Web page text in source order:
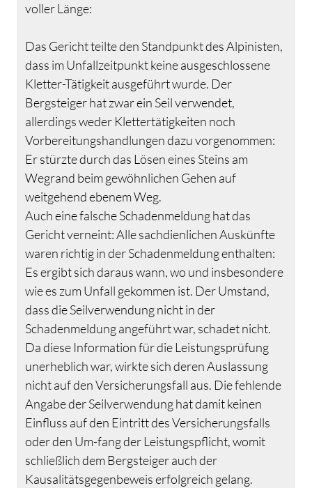
voller Länge:
Das Gericht teilte den Standpunkt des Alpinisten,
dass im Unfallzeitpunkt keine ausgeschlossene
Kletter-Tätigkeit ausgeführt wurde. Der
Bergsteiger hat zwar ein Seil verwendet,
allerdings weder Klettertätigkeiten noch
Vorbereitungshandlungen dazu vorgenommen:
Er stürzte durch das Lösen eines Steins am
Wegrand beim gewöhnlichen Gehen auf
weitgehend ebenem Weg.
Auch eine falsche Schadenmeldung hat das
Gericht verneint: Alle sachdienlichen Auskünfte
waren richtig in der Schadenmeldung enthalten:
Es ergibt sich daraus wann, wo und insbesondere
wie es zum Unfall gekommen ist. Der Umstand,
dass die Seilverwendung nicht in der
Schadenmeldung angeführt war, schadet nicht.
Da diese Information für die Leistungsprüfung
unerheblich war, wirkte sich deren Auslassung
nicht auf den Versicherungsfall aus. Die fehlende
Angabe der Seilverwendung hat damit keinen
Einfluss auf den Eintritt des Versicherungsfalls
oder den Um-fang der Leistungspflicht, womit
schließlich dem Bergsteiger auch der
Kausalitätsgegenbeweis erfolgreich gelang.